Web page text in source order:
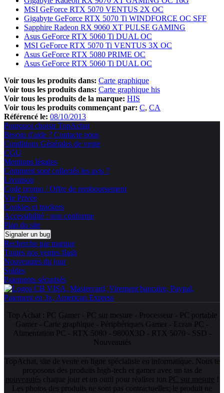
MSI GeForce RTX 5070 VENTUS 2X OC
Gigabyte GeForce RTX 5070 Ti WINDFORCE OC SFF
Sapphire Radeon RX 9060 XT PULSE GAMING
Asus GeForce RTX 5060 Ti DUAL OC
MSI GeForce RTX 5070 Ti VENTUS 3X OC
Asus GeForce RTX 5080 PRIME OC
Asus GeForce RTX 5060 Ti DUAL OC
Voir tous les produits dans: Carte graphique
Voir tous les produits dans: Carte graphique his
Voir tous les produits de la marque: HIS
Voir tous les produits commençant par: C CA
Référencé le: 08/10/2013
Pourquoi choisir TopAchat
Besoin d'aide ? Contacte nous
Conditions Générales de vente
CGU
Mentions légales
Comment sont collectés les avis ?
Livraison
Code promo / Offre de remboursement
Vie Privée
Cookies et trackers
Accessibilité : non conforme
Plan du site
Signaler un bug
Recherche par marque
Toutes nos ventes flash
Nouveautés du jour
Soldes
Paiements sécurisés
Top Achat : PC Gamer- PC sur mesure - Processeur- PC portable
Gamer - Carte graphique - Périphériques Gamer - Ecran PC -
Alimentation PC - RTX 5080 - 9800X3D - RTX 5070 - SSD -
Nouveautés
TopAchat, site de vente en ligne spécialiste en informatique. Nous te
proposons des produits high-tech et gamer avec un tas de
nouveautés chaque jour et un outil pour réaliser ton PC sur mesure !
Les photos des produits ne sont pas contractuelles; le produit ne